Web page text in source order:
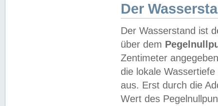
Der
Der Wasserstand ist
über dem
Zentimeter
die lokale
aus. Erst durch die
Wert des